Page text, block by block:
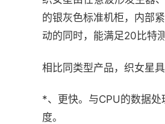
的银灰色标准机柜，内部
动的同时，能满足20比特
相比同类型产品，织女星具
*、更快。与CPU的数据
度。